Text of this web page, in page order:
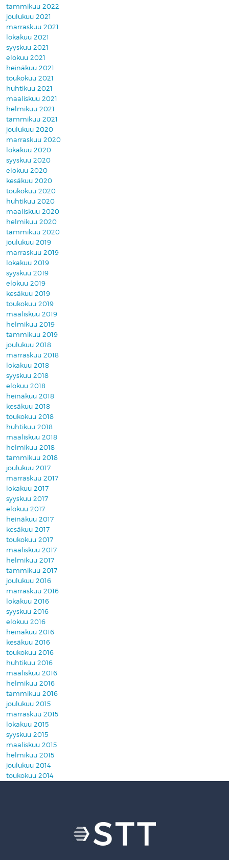
tammikuu 2022
joulukuu 2021
marraskuu 2021
lokakuu 2021
syyskuu 2021
elokuu 2021
heinäkuu 2021
toukokuu 2021
huhtikuu 2021
maaliskuu 2021
helmikuu 2021
tammikuu 2021
joulukuu 2020
marraskuu 2020
lokakuu 2020
syyskuu 2020
elokuu 2020
kesäkuu 2020
toukokuu 2020
huhtikuu 2020
maaliskuu 2020
helmikuu 2020
tammikuu 2020
joulukuu 2019
marraskuu 2019
lokakuu 2019
syyskuu 2019
elokuu 2019
kesäkuu 2019
toukokuu 2019
maaliskuu 2019
helmikuu 2019
tammikuu 2019
joulukuu 2018
marraskuu 2018
lokakuu 2018
syyskuu 2018
elokuu 2018
heinäkuu 2018
kesäkuu 2018
toukokuu 2018
huhtikuu 2018
maaliskuu 2018
helmikuu 2018
tammikuu 2018
joulukuu 2017
marraskuu 2017
lokakuu 2017
syyskuu 2017
elokuu 2017
heinäkuu 2017
kesäkuu 2017
toukokuu 2017
maaliskuu 2017
helmikuu 2017
tammikuu 2017
joulukuu 2016
marraskuu 2016
lokakuu 2016
syyskuu 2016
elokuu 2016
heinäkuu 2016
kesäkuu 2016
toukokuu 2016
huhtikuu 2016
maaliskuu 2016
helmikuu 2016
tammikuu 2016
joulukuu 2015
marraskuu 2015
lokakuu 2015
syyskuu 2015
maaliskuu 2015
helmikuu 2015
joulukuu 2014
toukokuu 2014